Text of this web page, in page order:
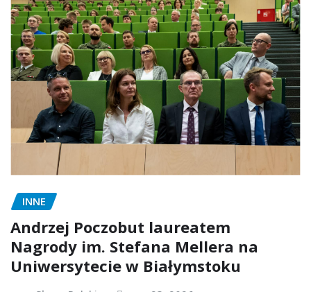
INNE
Andrzej Poczobut laureatem
Nagrody im. Stefana Mellera na
Uniwersytecie w Białymstoku